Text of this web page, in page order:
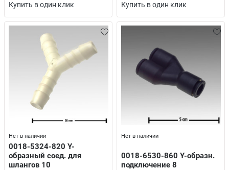
Купить в один клик Купить в один клик
Нет в наличии
0018-5324-820 Y-
образный соед. для
шлангов 10
Нет в наличии
0018-6530-860 Y-образн.
подключение 8